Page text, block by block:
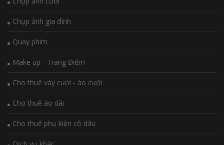
Chụp ảnh gia đình
Quay phim
Make up - Trang Điểm
Cho thuê váy cưới - áo cưới
Cho thuê áo dài
Cho thuê phụ kiện cô dâu